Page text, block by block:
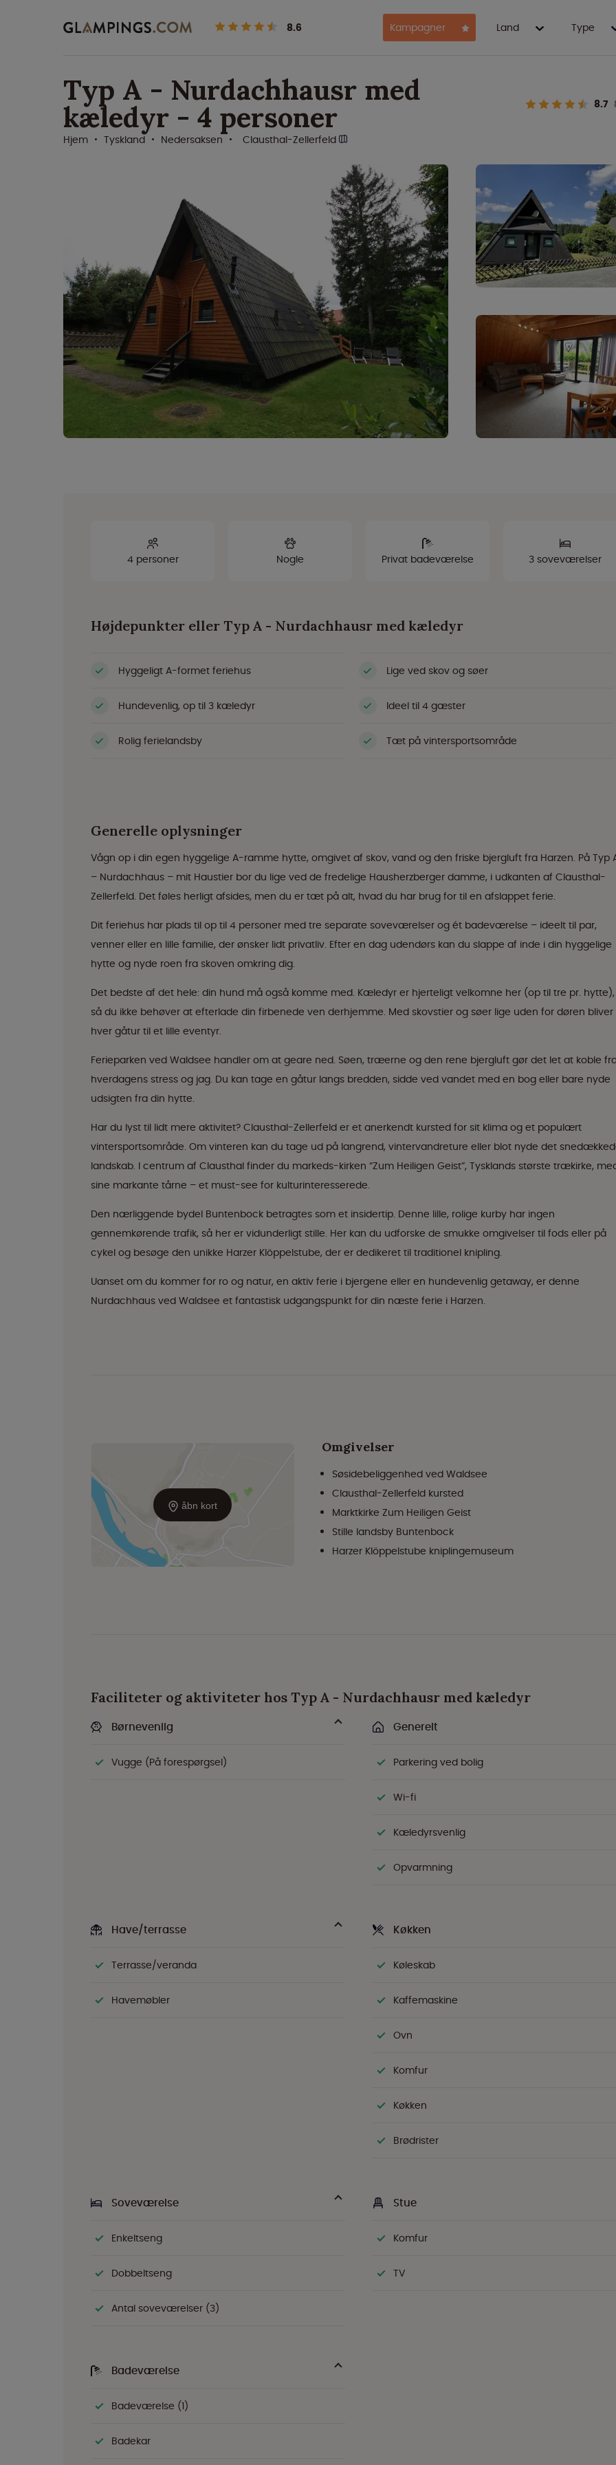
8.6 Kampagner Land Type
Typ A - Nurdachhausr med
kæledyr - 4 personer 8.7
Hjem Tyskland Nedersaksen Clausthal-Zellerfeld
4 personer Nogle Privat badeværelse 3 soveværelser
Højdepunkter eller Typ A - Nurdachhausr med kæledyr
Hyggeligt A-formet feriehus Lige ved skov og søer
Hundevenlig, op til 3 kæledyr Ideel til 4 gæster
Rolig ferielandsby Tæt på vintersportsområde
Generelle oplysninger
Vågn op i din egen hyggelige A-ramme hytte, omgivet af skov, vand og den friske bjergluft fra Harzen. På Typ
– Nurdachhaus – mit Haustier bor du lige ved de fredelige Hausherzberger damme, i udkanten af Clausthal-
Zellerfeld. Det føles herligt afsides, men du er tæt på alt, hvad du har brug for til en afslappet ferie.
Dit feriehus har plads til op til 4 personer med tre separate soveværelser og ét badeværelse – ideelt til par,
venner eller en lille familie, der ønsker lidt privatliv. Efter en dag udendørs kan du slappe af inde i din hyggelige
hytte og nyde roen fra skoven omkring dig.
Det bedste af det hele: din hund må også komme med. Kæledyr er hjerteligt velkomne her (op til tre pr. hytte),
så du ikke behøver at efterlade din firbenede ven derhjemme. Med skovstier og søer lige uden for døren bliver
hver gåtur til et lille eventyr.
Ferieparken ved Waldsee handler om at geare ned. Søen, træerne og den rene bjergluft gør det let at koble
hverdagens stress og jag. Du kan tage en gåtur langs bredden, sidde ved vandet med en bog eller bare nyde
udsigten fra din hytte.
Har du lyst til lidt mere aktivitet? Clausthal-Zellerfeld er et anerkendt kursted for sit klima og et populært
vintersportsområde. Om vinteren kan du tage ud på langrend, vintervandreture eller blot nyde det
landskab. I centrum af Clausthal finder du markeds-kirken “Zum Heiligen Geist”, Tysklands største trækirke,
sine markante tårne – et must-see for kulturinteresserede.
Den nærliggende bydel Buntenbock betragtes som et insidertip. Denne lille, rolige kurby har ingen
gennemkørende trafik, så her er vidunderligt stille. Her kan du udforske de smukke omgivelser til fods eller på
cykel og besøge den unikke Harzer Klöppelstube, der er dedikeret til traditionel knipling.
Uanset om du kommer for ro og natur, en aktiv ferie i bjergene eller en hundevenlig getaway, er denne
Nurdachhaus ved Waldsee et fantastisk udgangspunkt for din næste ferie i Harzen.
åbn kort
Omgivelser
Søsidebeliggenhed ved Waldsee
Clausthal-Zellerfeld kursted
Marktkirke Zum Heiligen Geist
Stille landsby Buntenbock
Harzer Klöppelstube kniplingemuseum
Faciliteter og aktiviteter hos Typ A - Nurdachhausr med kæledyr
Børnevenlig
Vugge (På forespørgsel)
Generelt
Parkering ved bolig
Wi-fi
Kæledyrsvenlig
Opvarmning
Have/terrasse
Terrasse/veranda
Havemøbler
Køkken
Køleskab
Kaffemaskine
Ovn
Komfur
Køkken
Brødrister
Soveværelse
Enkeltseng
Dobbeltseng
Antal soveværelser (3)
Stue
Komfur
TV
Badeværelse
Badeværelse (1)
Badekar